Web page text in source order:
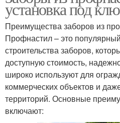
установка под
Преимущества заборов из
Профнастил – это
строительства заборов,
доступную стоимость,
широко используют для
коммерческих объектов и
территорий. Основные
включают: